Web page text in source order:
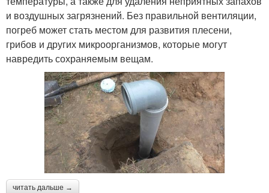
и воздушных загрязнений. Без правильной вентиляции,
погреб может стать местом для развития плесени,
грибов и других микроорганизмов, которые могут
навредить сохраняемым вещам.
читать дальше →